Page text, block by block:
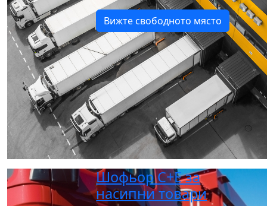
Вижте свободното място
Шофьор C+E за
насипни товари